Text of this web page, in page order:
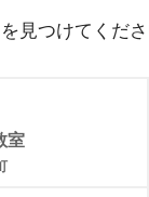
見つけてくださ
室